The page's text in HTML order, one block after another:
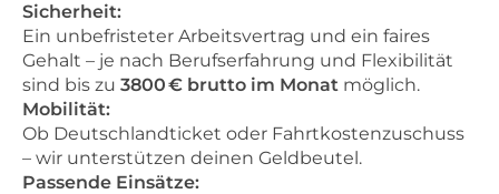
Sicherheit:
Ein unbefristeter Arbeitsvertrag und ein faires
Gehalt – je nach Berufserfahrung und Flexibilität
sind bis zu 3800 € brutto im Monat möglich.
Mobilität:
Ob Deutschlandticket oder Fahrtkostenzuschuss
– wir unterstützen deinen Geldbeutel.
Passende Einsätze: